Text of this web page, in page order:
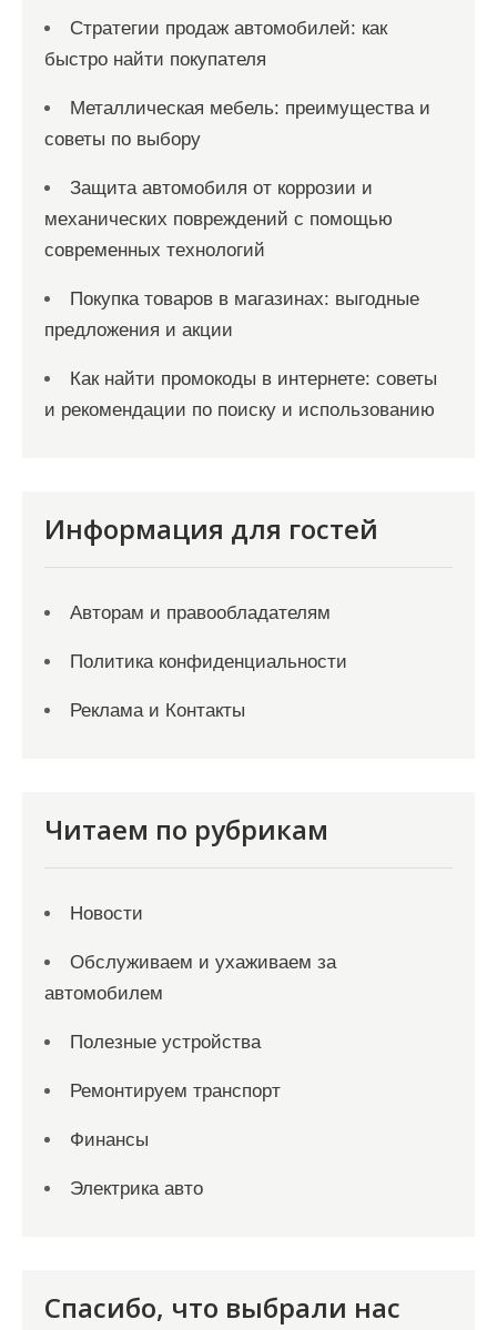
Стратегии продаж автомобилей: как
быстро найти покупателя
Металлическая мебель: преимущества и
советы по выбору
Защита автомобиля от коррозии и
механических повреждений с помощью
современных технологий
Покупка товаров в магазинах: выгодные
предложения и акции
Как найти промокоды в интернете: советы
и рекомендации по поиску и использованию
Информация для гостей
Авторам и правообладателям
Политика конфиденциальности
Реклама и Контакты
Читаем по рубрикам
Новости
Обслуживаем и ухаживаем за
автомобилем
Полезные устройства
Ремонтируем транспорт
Финансы
Электрика авто
Спасибо, что выбрали нас